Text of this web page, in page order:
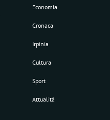
Economia
Cronaca
Irpinia
Cultura
Sport
Attualità